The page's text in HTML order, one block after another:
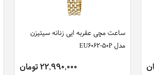
ساعت مچی عقربه ایی زنانه سیتیزن
مدل EU6062-50P
22,990,000 تومان